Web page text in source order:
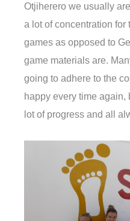
Otjiherero we usually
a lot of concentration for
games as opposed to
game materials are.
going to adhere to the
happy every time
lot of progress and all